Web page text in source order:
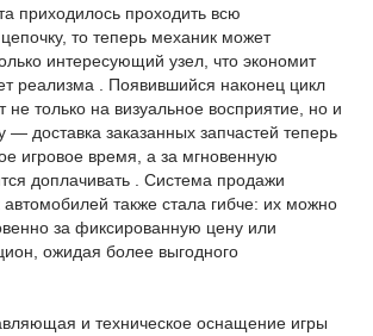
приходилось проходить всю
то теперь механик может
интересующий узел, что экономит
реализма . Появившийся наконец цикл
не только на визуальное восприятие, но и
— доставка заказанных запчастей теперь
игровое время, а за мгновенную
доплачивать . Система продажи
автомобилей также стала гибче: их можно
за фиксированную цену или
ожидая более выгодного
и техническое оснащение игры